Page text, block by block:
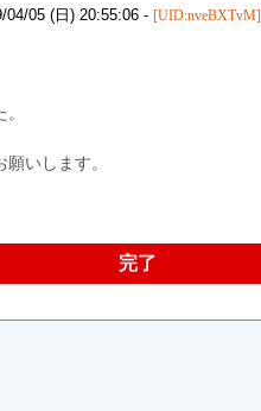
05 (日) 20:55:06 - [UID:nveBXTvM]
いします。
完了